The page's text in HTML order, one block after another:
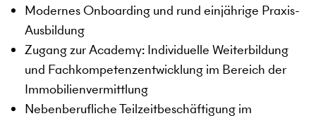
Modernes Onboarding und rund einjährige Praxis-
Ausbildung
Zugang zur Academy: Individuelle Weiterbildung
und Fachkompetenzentwicklung im Bereich der
Immobilienvermittlung
Nebenberufliche Teilzeitbeschäftigung im